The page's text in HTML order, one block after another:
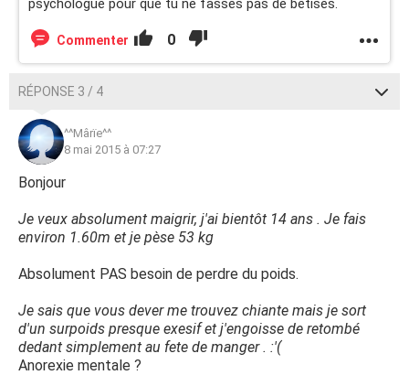
psychologue pour que tu ne fasses pas de bêtises.
Commenter 0
RÉPONSE 3 / 4
^^Mârïe^^
8 mai 2015 à 07:27
Bonjour
Je veux absolument maigrir, j'ai bientôt 14 ans . Je fais
environ 1.60m et je pèse 53 kg
Absolument PAS besoin de perdre du poids.
Je sais que vous dever me trouvez chiante mais je sort
d'un surpoids presque exesif et j'engoisse de retombé
dedant simplement au fete de manger . :'(
Anorexie mentale ?